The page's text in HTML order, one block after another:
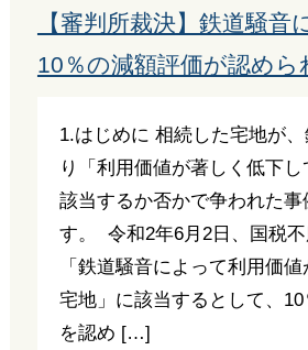
【審判所裁決】鉄道騒音
10％の減額評価が認めら
1.はじめに 相続した宅地が、
り「利用価値が著しく低下
該当するか否かで争われた事
す。 令和2年6月2日、国税
「鉄道騒音によって利用価
宅地」に該当するとして、
を認め […]